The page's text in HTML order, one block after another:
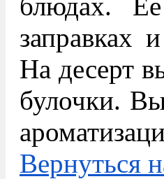
заправках
На десерт
булочки.
Вернуться